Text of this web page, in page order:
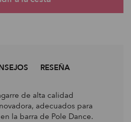
RESEÑA
de alta calidad
adecuados para
la barra de Pole Dance.